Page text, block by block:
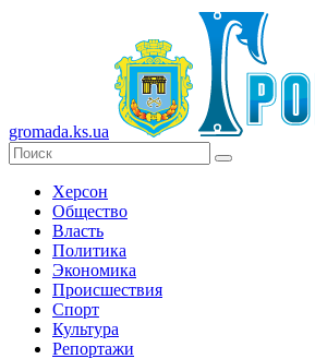
gromada.ks.ua
Херсон
Общество
Власть
Политика
Экономика
Происшествия
Спорт
Культура
Репортажи